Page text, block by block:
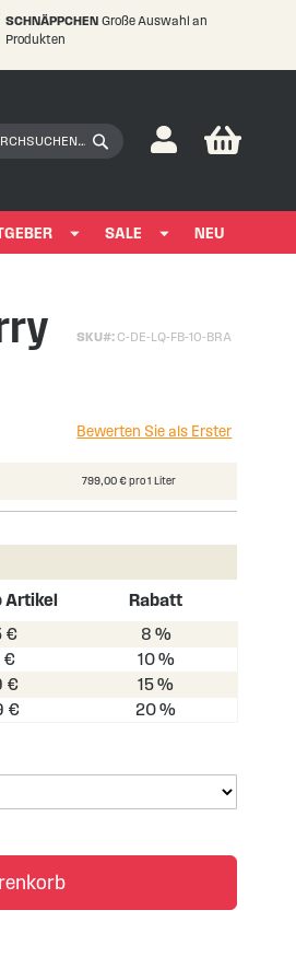
SCHNÄPPCHEN Große Auswahl an
Produkten
Suchen
My
SALE NEU
SKU C-DE-LQ-FB-10-BRA
Bewerten Sie als Erster
799,00 € pro 1 Liter
Artikel
Rabatt
€
8 %
€
10 %
€
15 %
€ 20 %